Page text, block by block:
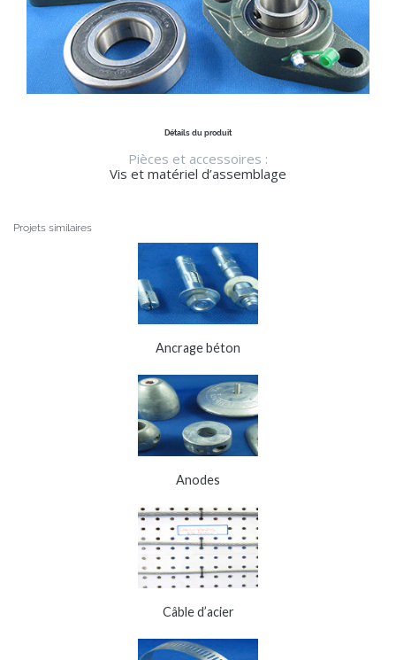
Détails du produit
Pièces et accessoires :
Vis et matériel d’assemblage
Projets similaires
Ancrage béton
Anodes
Câble d’acier